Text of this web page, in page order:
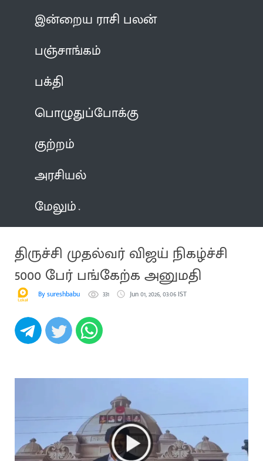
இன்றைய ராசி பலன்
பஞ்சாங்கம்
பக்தி
பொழுதுப்போக்கு
குற்றம்
அரசியல்
மேலும்
திருச்சி முதல்வர் விஜய் நிகழ்ச்சி
5000 பேர் பங்கேற்க அனுமதி
By sureshbabu 331 Jun 01, 2026, 03:06 IST